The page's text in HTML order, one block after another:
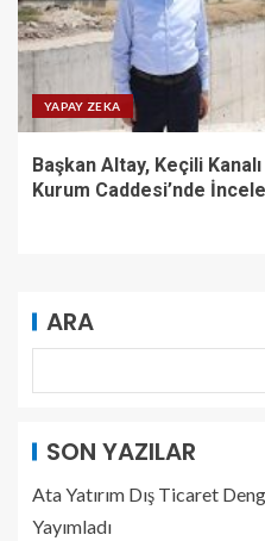
YAPAY ZEKA
Başkan Altay, Keçili
Kurum Caddesi’nde
ARA
SON YAZILAR
Ata Yatırım Dış Ticaret
Yayımladı